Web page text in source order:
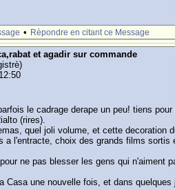
• Rèpondre en citant ce Message
et agadir sur commande
le cadrage derape un peu! tiens
(rires).
quel joli volume, et cette decoration
a l'entracte, choix des grands films sortis
ne pas blesser les gens qui n'aiment
Casa une nouvelle fois, et dans